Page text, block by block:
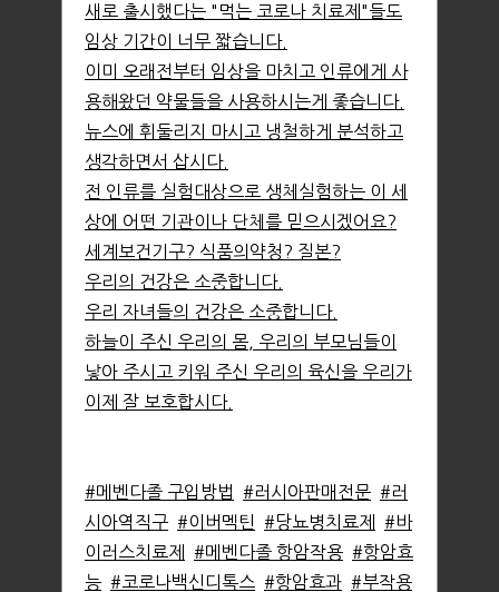
새로 출시했다는 "먹는 코로나 치료제"들도
임상 기간이 너무 짧습니다.
이미 오래전부터 임상을 마치고 인류에게 사
용해왔던 약물들을 사용하시는게 좋습니다.
뉴스에 휘둘리지 마시고 냉철하게 분석하고
생각하면서 삽시다.
전 인류를 실험대상으로 생체실험하는 이 세
상에 어떤 기관이나 단체를 믿으시겠어요?
세계보건기구? 식품의약청? 질본?
우리의 건강은 소중합니다.
우리 자녀들의 건강은 소중합니다.
하늘이 주신 우리의 몸, 우리의 부모님들이
낳아 주시고 키워 주신 우리의 육신을 우리가
이제 잘 보호합시다.
#메벤다졸 구입방법 #러시아판매전문 #러
시아역직구 #이버멕틴 #당뇨병치료제
#바
이러스치료제
#메벤다졸 항암작용 #항암효
능 #코로나백신디톡스 #항암효과 #부작용